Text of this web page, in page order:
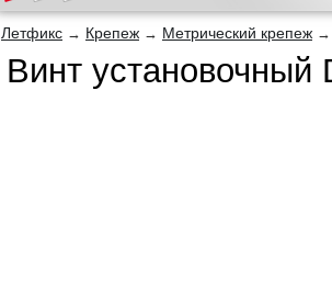
Летфикс → Крепеж → Метрический крепеж
Винт